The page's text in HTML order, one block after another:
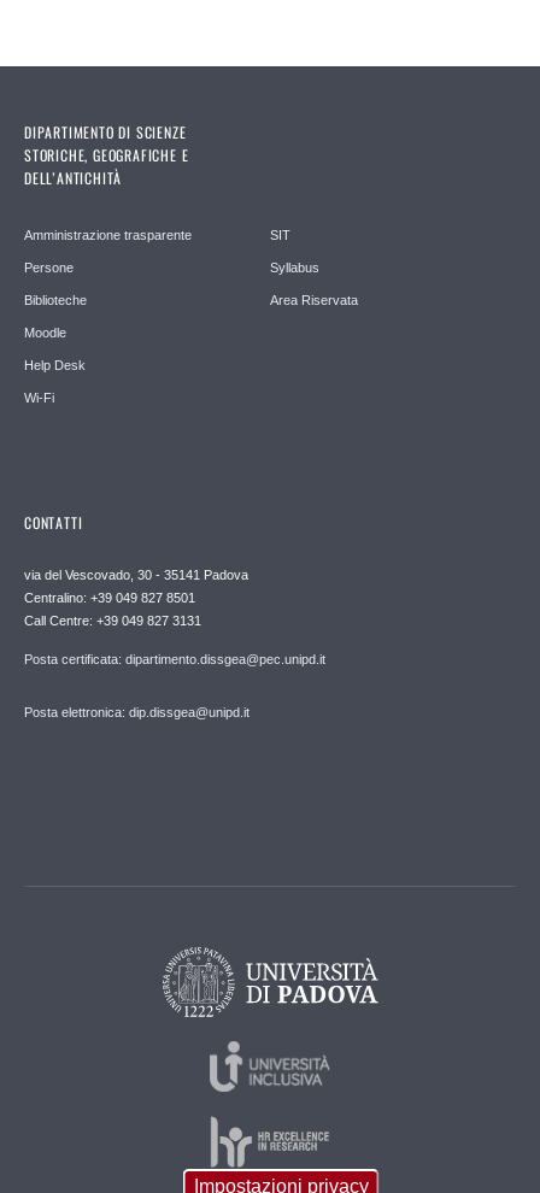
DIPARTIMENTO DI SCIENZE
STORICHE, GEOGRAFICHE E
DELL’ANTICHITÀ
Amministrazione trasparente
Persone
Biblioteche
Moodle
Help Desk
Wi-Fi
SIT
Syllabus
Area Riservata
CONTATTI
via del Vescovado, 30 - 35141 Padova
Centralino: +39 049 827 8501
Call Centre: +39 049 827 3131
Posta certificata: dipartimento.dissgea@pec.unipd.it
Posta elettronica: dip.dissgea@unipd.it
Impostazioni privacy